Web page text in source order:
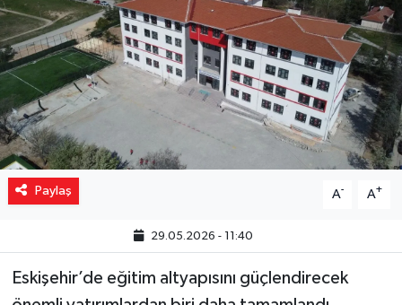
Paylaş A- A+
29.05.2026 - 11:40
Eskişehir’de eğitim altyapısını güçlendirecek